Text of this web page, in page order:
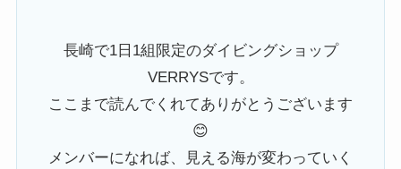
長崎で1日1組限定のダイビングショップ
VERRYSです。
ここまで読んでくれてありがとうございます
😊
メンバーになれば、見える海が変わっていく